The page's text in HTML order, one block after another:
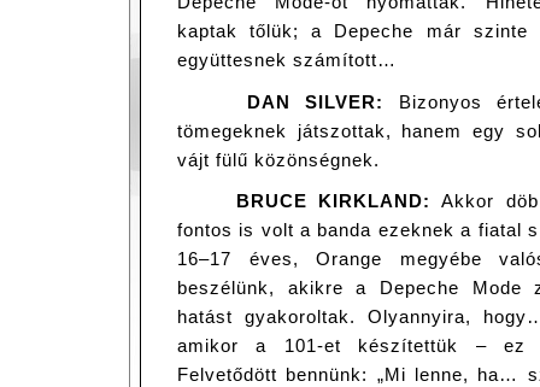
kaptak tőlük; a Depeche már szinte
együttesnek számított…
DAN SILVER:
Bizonyos
tömegeknek játszottak, hanem egy
vájt fülű közönségnek.
BRUCE KIRKLAND:
Akkor
fontos is volt a banda ezeknek a fiatal
16–17 éves, Orange megyébe
beszélünk, akikre a Depeche Mode
hatást gyakoroltak. Olyannyira,
amikor a 101-et készítettük – ez
Felvetődött bennünk: „Mi lenne, ha…